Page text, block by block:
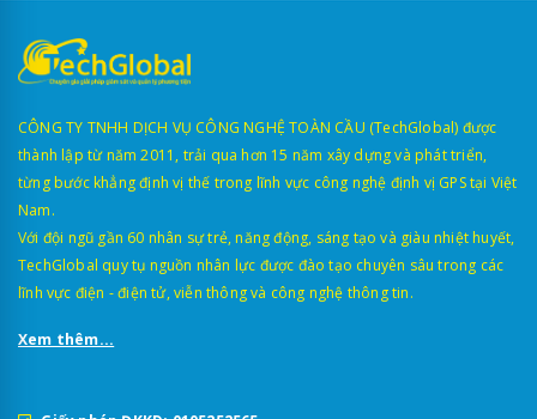
CÔNG TY TNHH DỊCH VỤ CÔNG NGHỆ TOÀN CẦU (TechGlobal) được
thành lập từ năm 2011, trải qua hơn 15 năm xây dựng và phát triển,
từng bước khẳng định vị thế trong lĩnh vực công nghệ định vị GPS tại Việt
Nam.
Với đội ngũ gần 60 nhân sự trẻ, năng động, sáng tạo và giàu nhiệt huyết,
TechGlobal quy tụ nguồn nhân lực được đào tạo chuyên sâu trong các
lĩnh vực điện - điện tử, viễn thông và công nghệ thông tin.
Xem thêm...